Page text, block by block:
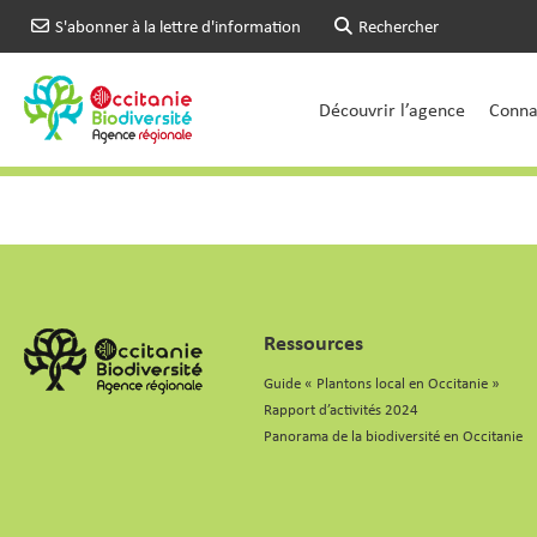
S'abonner à la lettre d'information Rechercher
Découvrir l’agence
Ressources
Guide « Plantons local en Occitanie »
Rapport d’activités 2024
Panorama de la biodiversité en Occitanie